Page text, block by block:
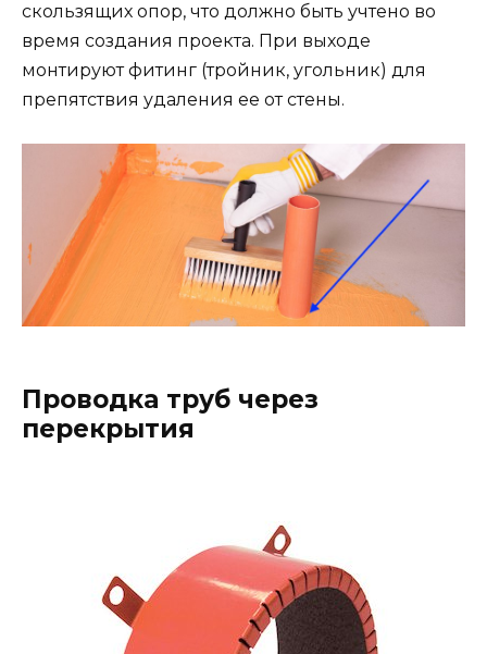
скользящих опор, что должно быть учтено во
время создания проекта. При выходе
монтируют фитинг (тройник, угольник) для
препятствия удаления ее от стены.
Проводка труб через
перекрытия